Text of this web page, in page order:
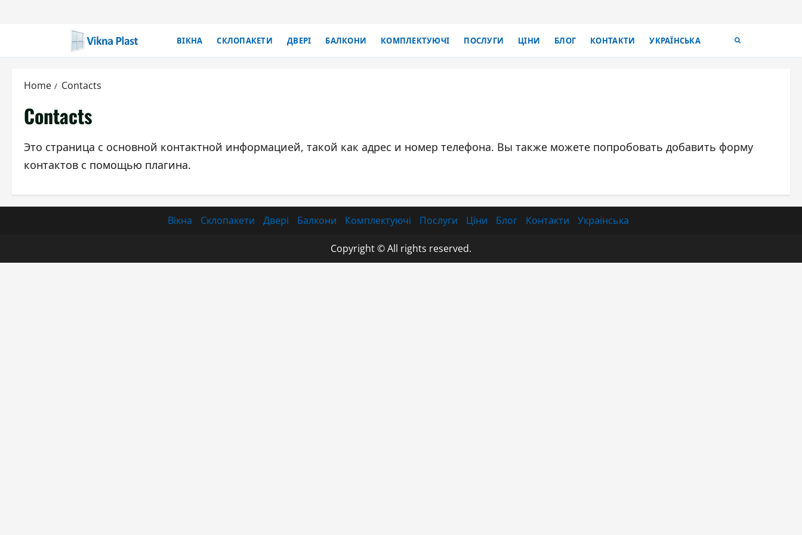
ВІКНА СКЛОПАКЕТИ ДВЕРІ БАЛКОНИ КОМПЛЕКТУЮЧІ ПОСЛУГИ ЦІНИ БЛОГ КОНТАКТИ УКРАЇНСЬКА
Home Contacts
Contacts
Это страница с основной контактной информацией, такой как адрес и номер телефона. Вы также можете попробовать добавить форму
контактов с помощью плагина.
Вікна Склопакети Двері Балкони Комплектуючі Послуги Ціни Блог Контакти Українська
Copyright © All rights reserved.